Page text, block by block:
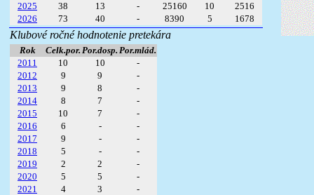
2025
38 13 - 25160 10
2516
2026
73 40 - 8390 5 1678
Klubové ročné hodnotenie pretekára
Rok Celk.por. Por.dosp. Por.mlád.
2011
10 10
-
2012
9 9
-
2013
9 8
-
2014
8 7
-
2015
10 7
-
2016
6 -
-
2017
9 -
-
2018
5 -
-
2019
2 2
-
2020
5 5
-
2021
4 3
-